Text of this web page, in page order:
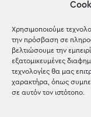
Χρησιμοποιούμε
την πρόσβαση σε
βελτιώσουμε την
εξατομικευμένες
τεχνολογίες θα μας
χαρακτήρα, όπως
σε αυτόν τον ιστότοπο.